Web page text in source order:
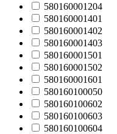
580160001204
580160001401
580160001402
580160001403
580160001501
580160001502
580160001601
580160100050
580160100602
580160100603
580160100604